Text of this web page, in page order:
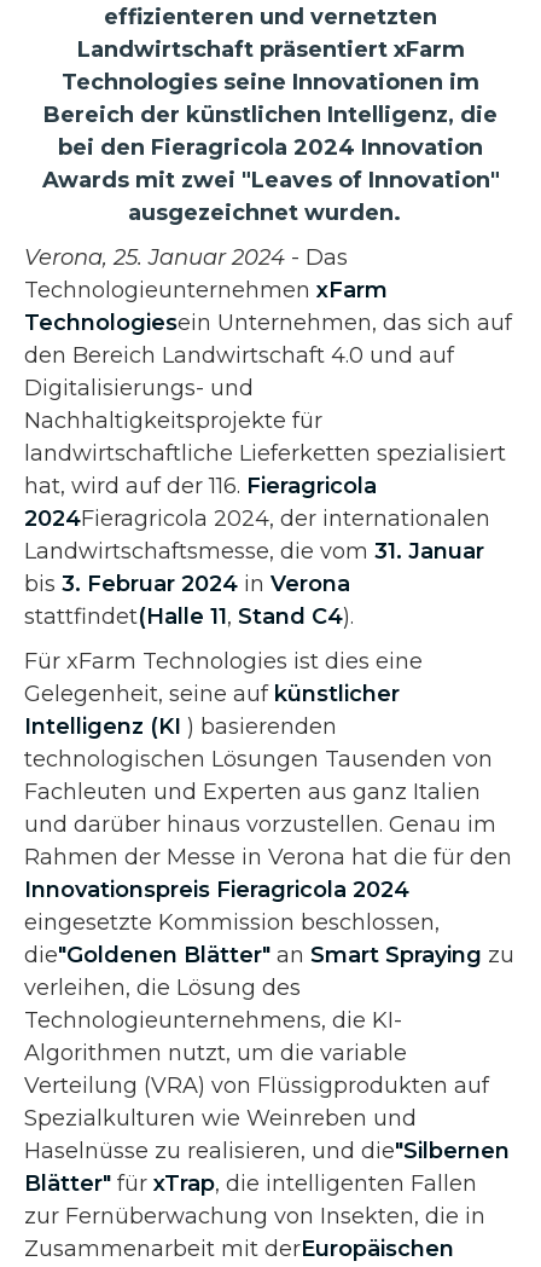
effizienteren und vernetzten
Landwirtschaft präsentiert xFarm
Technologies seine Innovationen im
Bereich der künstlichen Intelligenz, die
bei den Fieragricola 2024 Innovation
Awards mit zwei "Leaves of Innovation"
ausgezeichnet wurden.
Verona, 25. Januar 2024 - Das
Technologieunternehmen xFarm
Technologiesein Unternehmen, das sich auf
den Bereich Landwirtschaft 4.0 und auf
Digitalisierungs- und
Nachhaltigkeitsprojekte für
landwirtschaftliche Lieferketten spezialisiert
hat, wird auf der 116. Fieragricola
2024Fieragricola 2024, der internationalen
Landwirtschaftsmesse, die vom 31. Januar
bis 3. Februar 2024 in Verona
stattfindet(Halle 11, Stand C4).
Für xFarm Technologies ist dies eine
Gelegenheit, seine aufkünstlicher
Intelligenz (KI ) basierenden
technologischen Lösungen Tausenden von
Fachleuten und Experten aus ganz Italien
und darüber hinaus vorzustellen. Genau im
Rahmen der Messe in Verona hat die für den
Innovationspreis Fieragricola 2024
eingesetzte Kommission beschlossen,
die"Goldenen Blätter" an Smart Spraying zu
verleihen, die Lösung des
Technologieunternehmens, die KI-
Algorithmen nutzt, um die variable
Verteilung (VRA) von Flüssigprodukten auf
Spezialkulturen wie Weinreben und
Haselnüsse zu realisieren, und die"Silbernen
Blätter" für xTrap, die intelligenten Fallen
zur Fernüberwachung von Insekten, die in
Zusammenarbeit mit derEuropäischen